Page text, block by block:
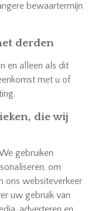
bewaartermijn
derden
en alleen als dit
met u of
die wij
gebruiken
om
ons websiteverkeer
uw gebruik van